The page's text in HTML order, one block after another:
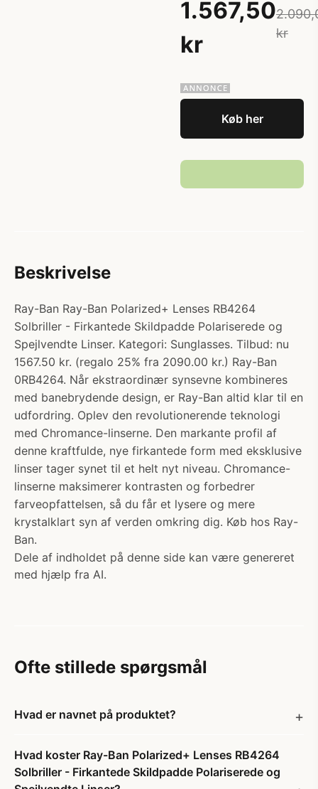
1.567,50
kr
kr
Køb her
Beskrivelse
Ray-Ban Ray-Ban Polarized+ Lenses RB4264
Solbriller - Firkantede Skildpadde Polariserede og
Spejlvendte Linser. Kategori: Sunglasses. Tilbud: nu
1567.50 kr. (regalo 25% fra 2090.00 kr.) Ray-Ban
0RB4264. Når ekstraordinær synsevne kombineres
med banebrydende design, er Ray-Ban altid klar til en
udfordring. Oplev den revolutionerende teknologi
med Chromance-linserne. Den markante profil af
denne kraftfulde, nye firkantede form med eksklusive
linser tager synet til et helt nyt niveau. Chromance-
linserne maksimerer kontrasten og forbedrer
farveopfattelsen, så du får et lysere og mere
krystalklart syn af verden omkring dig. Køb hos Ray-
Ban.
Dele af indholdet på denne side kan være genereret
med hjælp fra AI.
Ofte stillede spørgsmål
Hvad er navnet på produktet?
Hvad koster Ray-Ban Polarized+ Lenses RB4264
Solbriller - Firkantede Skildpadde Polariserede og